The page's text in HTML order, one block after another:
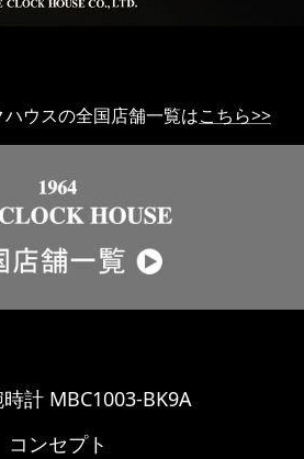
ウスの全国店舗一覧はこちら>>
計 MBC1003-BK9A
コンセプト